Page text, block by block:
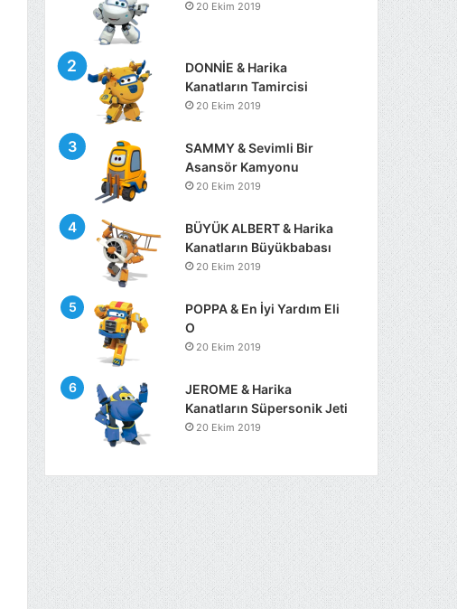
20 Ekim 2019
DONNİE & Harika
Kanatların Tamircisi
20 Ekim 2019
SAMMY & Sevimli Bir
Asansör Kamyonu
20 Ekim 2019
BÜYÜK ALBERT & Harika
Kanatların Büyükbabası
20 Ekim 2019
POPPA & En İyi Yardım Eli
O
20 Ekim 2019
JEROME & Harika
Kanatların Süpersonik Jeti
20 Ekim 2019